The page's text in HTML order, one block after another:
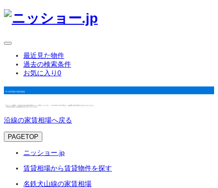
最近見た物件
過去の検索条件
お気に入り0
中小田井駅の家賃相場
当サイトで掲載した築3年以内の物件情報をもとに算出しています。（2025年12月1日時点） 共益費は表示金額に含まれておりません。
※家賃表示額には共益費等は含まれておりません。
沿線の家賃相場へ戻る
PAGETOP
ニッショー.jp
賃貸相場から賃貸物件を探す
名鉄犬山線の家賃相場